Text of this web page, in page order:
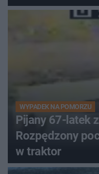
WYPADEK NA POMORZU
Pijany 67-latek
Rozpędzony
w traktor